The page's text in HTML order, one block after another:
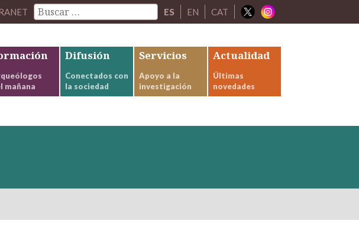
ES EN CAT
mañana
Difusión
Conectados con
la sociedad
Servicios
Apoyo a la
investigación
Actualidad
Últimas
novedades